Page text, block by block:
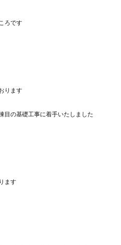
ろです
ります
の基礎工事に着手いたしました
ます